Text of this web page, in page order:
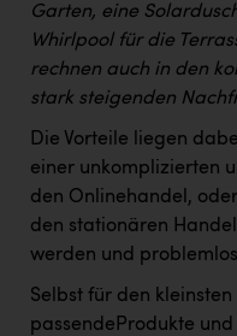
Wirtschaftskammer OÖ
ZGONC
z.l.ö.
Österreichisches
Wirtschaftskammer OÖ
Dopgas
Garten, eine
Whirlpool für die
rechnen auch in den
stark steigenden
Die Vorteile liegen
einer unkomplizierten
den Onlinehandel,
den stationären
werden und
Selbst für den
passendeProdukte und